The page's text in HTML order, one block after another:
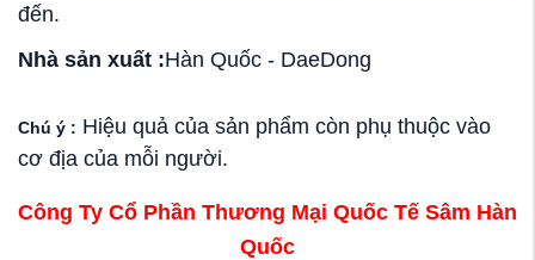
đến.
Nhà sản xuất :Hàn Quốc - DaeDong
Chú ý : Hiệu quả của sản phẩm còn phụ thuộc vào
cơ địa của mỗi người.
Công Ty Cổ Phần Thương Mại Quốc Tế Sâm Hàn
Quốc